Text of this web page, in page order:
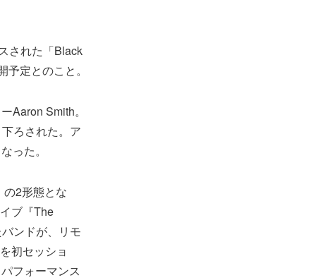
された「Black
定とのこと。
Aaron Smith。
ろされた。ア
った。
の2形態とな
ブ『The
ンドが、リモ
初セッショ
フォーマンス